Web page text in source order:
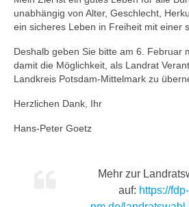
unabhängig von Alter, Geschlecht,
ein sicheres Leben in Freiheit mit einer
Deshalb geben Sie bitte am 6. Februar
damit die Möglichkeit, als Landrat
Landkreis Potsdam-Mittelmark zu
Herzlichen Dank, Ihr
Hans-Peter Goetz
Mehr zur
auf: https://fdp-